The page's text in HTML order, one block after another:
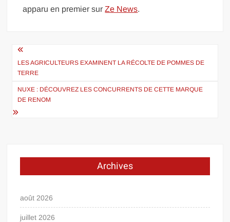
apparu en premier surZe News.
Navigation
de
l’article
LES AGRICULTEURS EXAMINENT LA RÉCOLTE DE POMMES DE
TERRE
NUXE : DÉCOUVREZ LES CONCURRENTS DE CETTE MARQUE
DE RENOM
Archives
août 2026
juillet 2026